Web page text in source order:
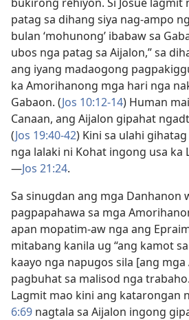
patag sa dihang siya nag-ampo
bulan ‘mohunong’ ibabaw sa
ubos nga patag sa Aijalon,” sa
ang iyang madaogong
ka Amorihanong mga hari nga
Gabaon. (Jos 10:12-14) Human
Canaan, ang Aijalon gipahat
(Jos 19:40-42) Kini sa ulahi
nga lalaki ni Kohat ingong usa ka
—Jos 21:24.
Sa sinugdan ang mga Danhanon
pagpapahawa sa mga
apan mopatim-aw nga ang
mitabang kanila ug “ang kamot
kaayo nga napugos sila [ang
pagbuhat sa malisod nga
Lagmit mao kini ang katarongan
6:69 nagtala sa Aijalon ingong